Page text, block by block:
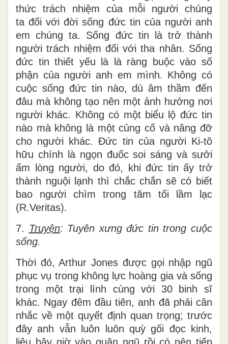
thức trách nhiệm của mỗi người chúng
ta đối với đời sống đức tin của người anh
em chúng ta. Sống đức tin là trở thành
người trách nhiệm đối với tha nhân. Sống
đức tin thiết yếu là là ràng buộc vào số
phận của người anh em mình. Không có
cuộc sống đức tin nào, dù âm thầm đến
đâu mà không tạo nên một ảnh hưởng nơi
người khác. Không có một biểu lộ đức tin
nào mà không là một củng cố và nâng đỡ
cho người khác. Đức tin của người Ki-tô
hữu chính là ngọn đuốc soi sáng và sưởi
ấm lòng người, do đó, khi đức tin ấy trở
thành nguội lạnh thì chắc chắn sẽ có biết
bao người chìm trong tăm tối lầm lạc
(R.Veritas).
7. Truyện: Tuyên xưng đức tin trong cuộc
sống.
Thời đó, Arthur Jones được gọi nhập ngũ
phục vụ trong không lực hoàng gia và sống
trong một trại lính cùng với 30 binh sĩ
khác. Ngay đêm đầu tiên, anh đã phải cân
nhắc về một quyết định quan trọng; trước
đây anh vẫn luôn luôn quỳ gối đọc kinh,
liệu bây giờ vào quân ngũ rồi có nên tiếp